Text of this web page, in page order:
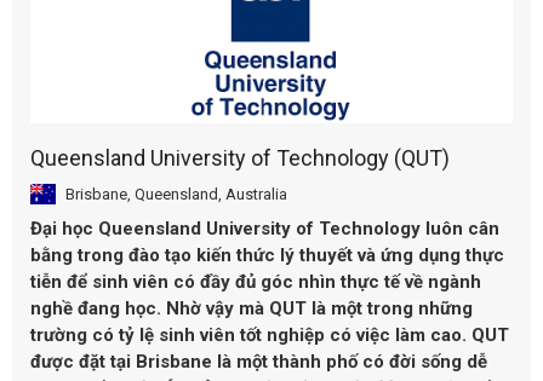
Queensland University of Technology (QUT)
Brisbane, Queensland, Australia
Đại học Queensland University of Technology luôn cân
bằng trong đào tạo kiến thức lý thuyết và ứng dụng thực
tiễn để sinh viên có đầy đủ góc nhìn thực tế về ngành
nghề đang học. Nhờ vậy mà QUT là một trong những
trường có tỷ lệ sinh viên tốt nghiệp có việc làm cao. QUT
được đặt tại Brisbane là một thành phố có đời sống dễ